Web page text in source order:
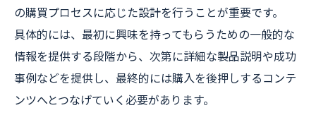
の購買プロセスに応じた設計を行うことが重要です。
具体的には、最初に興味を持ってもらうための一般的な
情報を提供する段階から、次第に詳細な製品説明や成功
事例などを提供し、最終的には購入を後押しするコンテ
ンツへとつなげていく必要があります。